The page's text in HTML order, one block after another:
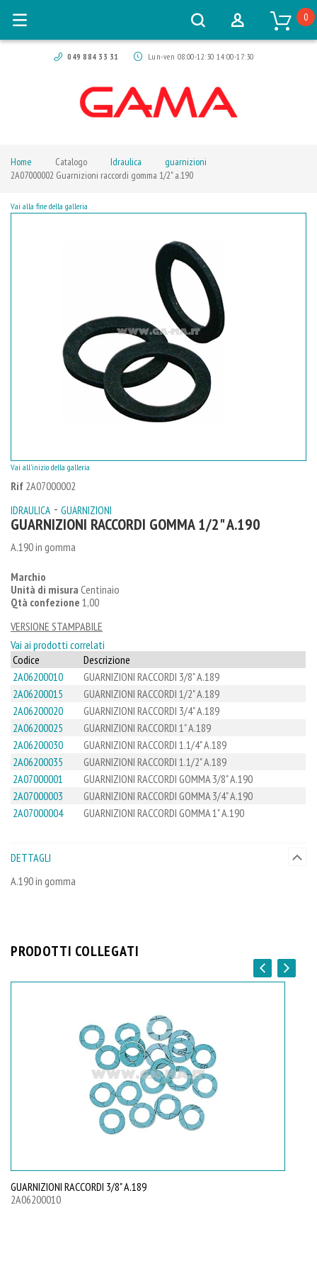
049 884 33 31 Lun-ven 08:00-12:30 14:00-17:30
0
Home Catalogo Idraulica
guarnizioni
2A07000002 Guarnizioni raccordi gomma 1/2" a.190
Rif 2A07000002
IDRAULICA - GUARNIZIONI
GUARNIZIONI RACCORDI GOMMA 1/2" A.190
A.190 in gomma
Marchio
Unità di misura Centinaio
Qtà confezione 1,00
VERSIONE STAMPABILE
Vai ai prodotti correlati
Codice
Descrizione
2A06200010
GUARNIZIONI RACCORDI 3/8" A.189
2A06200015
GUARNIZIONI RACCORDI 1/2" A.189
2A06200020
GUARNIZIONI RACCORDI 3/4" A.189
2A06200025
GUARNIZIONI RACCORDI 1" A.189
2A06200030
GUARNIZIONI RACCORDI 1.1/4" A.189
2A06200035
GUARNIZIONI RACCORDI 1.1/2" A.189
2A07000001
GUARNIZIONI RACCORDI GOMMA 3/8" A.190
2A07000003
GUARNIZIONI RACCORDI GOMMA 3/4" A.190
2A07000004
GUARNIZIONI RACCORDI GOMMA 1" A.190
Vai alla fine della galleria
Vai all'inizio della galleria
DETTAGLI
A.190 in gomma
PRODOTTI COLLEGATI
GUARNIZIONI RACCORDI 3/8" A.189
2A06200010